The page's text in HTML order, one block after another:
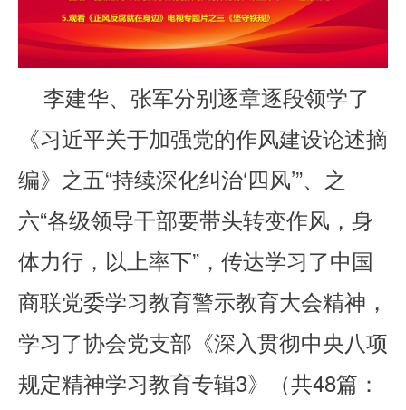
李建华、张军分别逐章逐段领学了
《习近平关于加强党的作风建设论述摘
编》之五“持续深化纠治‘四风’”、之
六“各级领导干部要带头转变作风，身
体力行，以上率下”，传达学习了中国
商联党委学习教育警示教育大会精神，
学习了协会党支部《深入贯彻中央八项
规定精神学习教育专辑3》（共48篇：